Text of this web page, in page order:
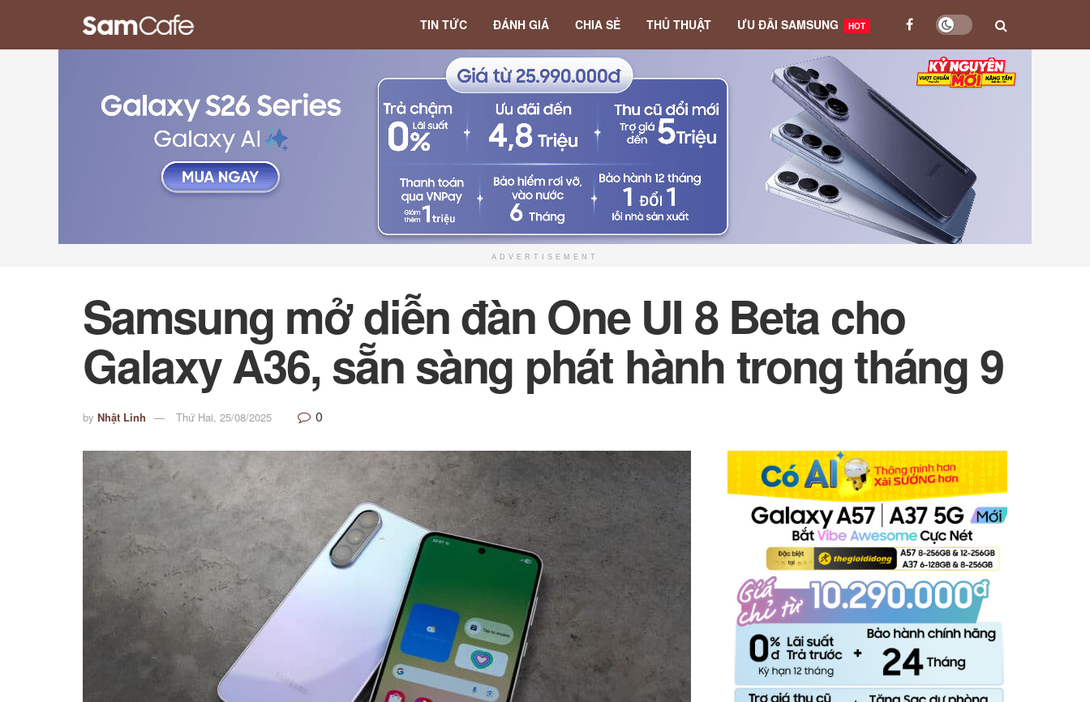
TIN TỨC ĐÁNH GIÁ CHIA SẺ THỦ THUẬT ƯU ĐÃI SAMSUNG HOT
ADVERTISEMENT
Samsung mở diễn đàn One UI 8 Beta cho
Galaxy A36, sẵn sàng phát hành trong tháng 9
by Nhật Linh Thứ Hai, 25/08/2025 0